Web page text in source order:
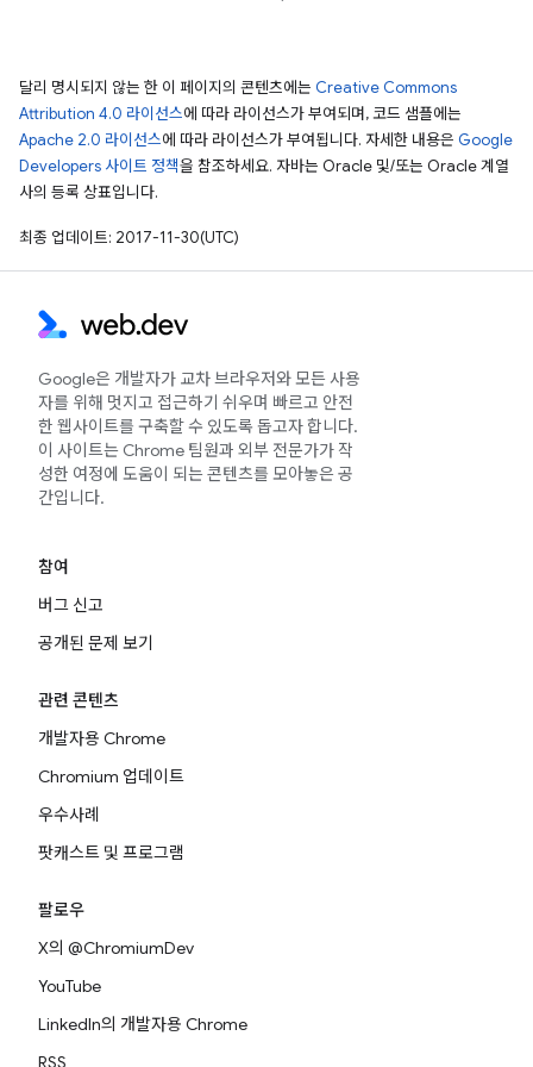
달리 명시되지 않는 한 이 페이지의 콘텐츠에는 Creative Commons
Attribution 4.0 라이선스에 따라 라이선스가 부여되며, 코드 샘플에는
Apache 2.0 라이선스에 따라 라이선스가 부여됩니다. 자세한 내용은 Google
Developers 사이트 정책을 참조하세요. 자바는 Oracle 및/또는 Oracle 계열
사의 등록 상표입니다.
최종 업데이트: 2017-11-30(UTC)
Google은 개발자가 교차 브라우저와 모든 사용
자를 위해 멋지고 접근하기 쉬우며 빠르고 안전
한 웹사이트를 구축할 수 있도록 돕고자 합니다.
이 사이트는 Chrome 팀원과 외부 전문가가 작
성한 여정에 도움이 되는 콘텐츠를 모아놓은 공
간입니다.
참여
버그 신고
공개된 문제 보기
관련 콘텐츠
개발자용 Chrome
Chromium 업데이트
우수사례
팟캐스트 및 프로그램
팔로우
X의 @ChromiumDev
YouTube
LinkedIn의 개발자용 Chrome
RSS